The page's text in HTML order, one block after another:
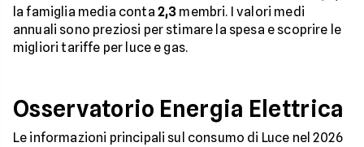
la famiglia media conta 2,3 membri. I valori medi
annuali sono preziosi per stimare la spesa e scoprire le
migliori tariffe per luce e gas.
Osservatorio Energia Elettrica
Le informazioni principali sul consumo di Luce nel 2026